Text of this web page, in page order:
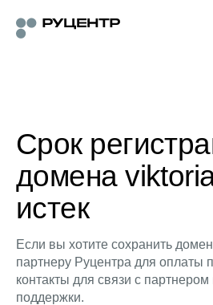
Срок
домена
истек
Если вы хотите сохранить
партнеру Руцентра для оплаты
контакты для связи с
поддержки.